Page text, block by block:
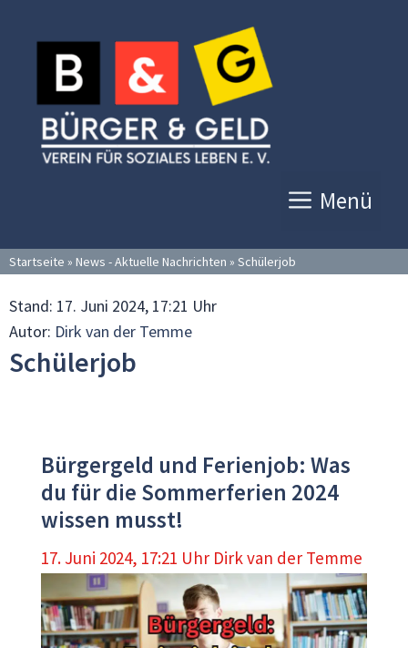
Inhalt
springen
Menü
Startseite » News - Aktuelle Nachrichten » Schülerjob
Stand: 17. Juni 2024, 17:21 Uhr
Autor: Dirk van der Temme
Schülerjob
Bürgergeld und Ferienjob: Was
du für die Sommerferien 2024
wissen musst!
17. Juni 2024, 17:21 Uhr Dirk van der Temme